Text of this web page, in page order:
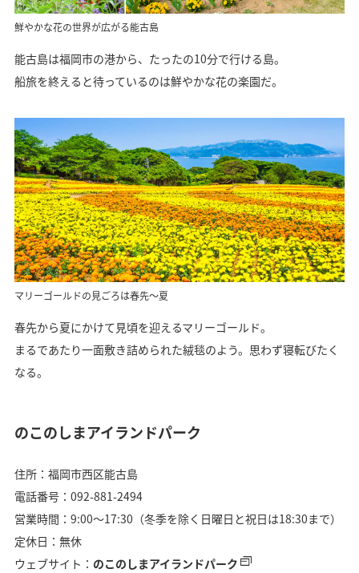
鮮やかな花の世界が広がる能古島
能古島は福岡市の港から、たったの10分で行ける島。
船旅を終えると待っているのは鮮やかな花の楽園だ。
マリーゴールドの見ごろは春先～夏
春先から夏にかけて見頃を迎えるマリーゴールド。
まるであたり一面敷き詰められた絨毯のよう。思わず寝転びたく
なる。
のこのしまアイランドパーク
住所：福岡市西区能古島
電話番号：092-881-2494
営業時間：9:00〜17:30（冬季を除く日曜日と祝日は18:30まで）
定休日：無休
ウェブサイト： のこのしまアイランドパーク